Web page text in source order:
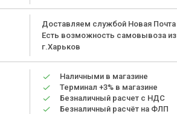
Доставляем службой Новая Почта
Есть возможность самовывоза из
г.Харьков
Наличными в магазине
Терминал +3% в магазине
Безналичный расчет с НДС
Безналичный расчёт на ФЛП